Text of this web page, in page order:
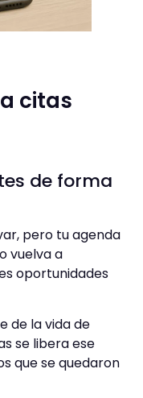
citas
de forma
pero tu agenda
vuelva a
oportunidades
de la vida de
se libera ese
que se quedaron